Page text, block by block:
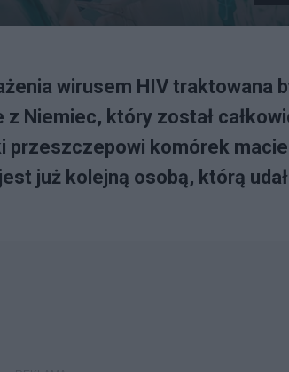
wirusem HIV traktowana
Niemiec, który został
przeszczepowi komórek
już kolejną osobą, którą